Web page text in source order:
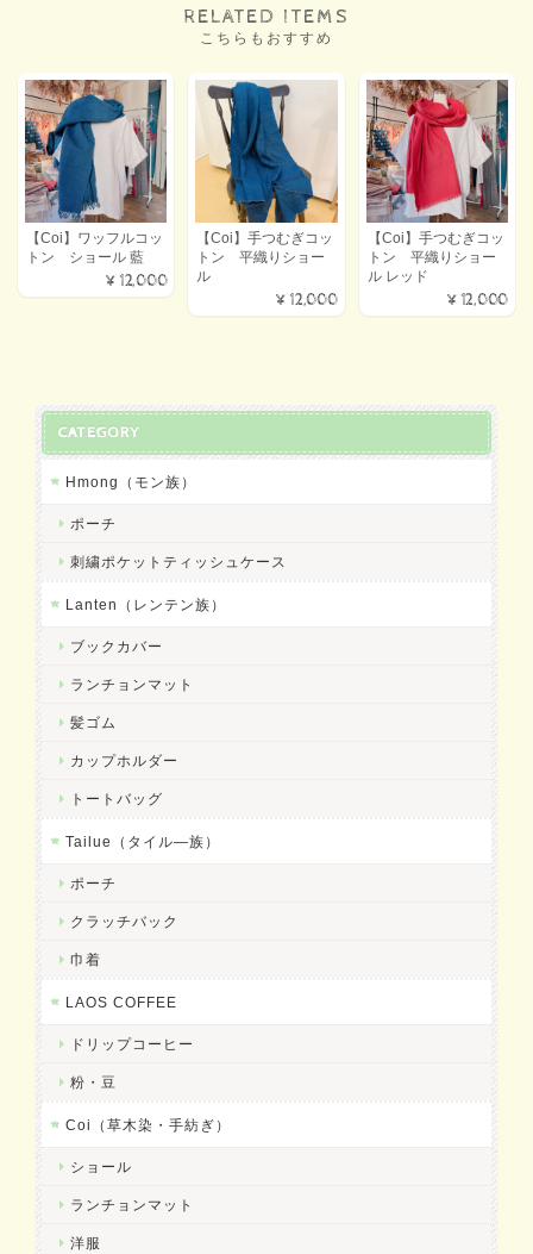
RELATED ITEMS
こちらもおすすめ
【Coi】ワッフルコッ
トン ショール 藍
¥12,000
【Coi】手つむぎコッ
トン 平織りショー
ル
¥12,000
【Coi】手つむぎコッ
トン 平織りショー
ル レッド
¥12,000
CATEGORY
Hmong（モン族）
ポーチ
刺繍ポケットティッシュケース
Lanten（レンテン族）
ブックカバー
ランチョンマット
髪ゴム
カップホルダー
トートバッグ
Tailue（タイル―族）
ポーチ
クラッチバック
巾着
LAOS COFFEE
ドリップコーヒー
粉・豆
Coi（草木染・手紡ぎ）
ショール
ランチョンマット
洋服